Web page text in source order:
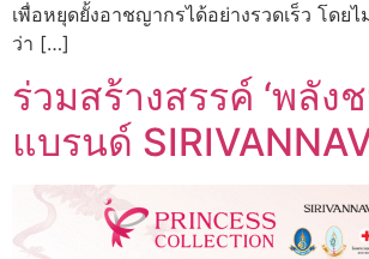
เพื่อหยุดยั้งอาชญากรได้อย่างรวดเร็ว โดย
ว่า […]
ร่วมสร้างสรรค์ ‘พลัง
แบรนด์